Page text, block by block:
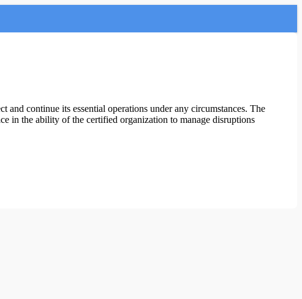
continue its essential operations under any circumstances. The
in the ability of the certified organization to manage disruptions